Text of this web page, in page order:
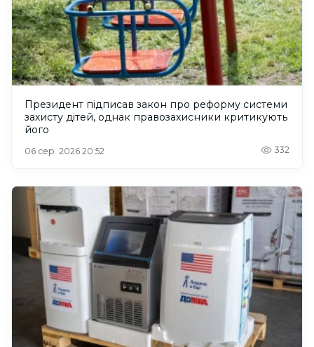
Президент підписав закон про реформу системи
захисту дітей, однак правозахисники критикують
його
06 сер. 2026 20:52 332